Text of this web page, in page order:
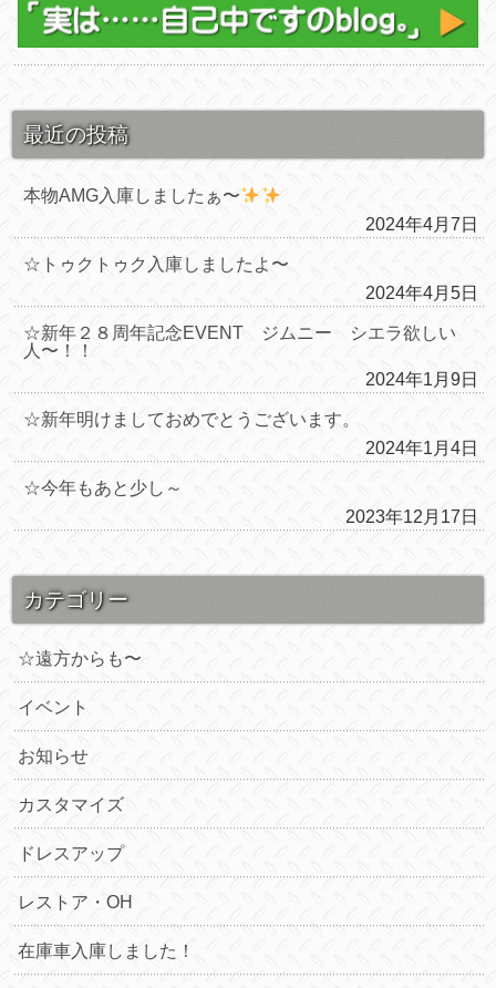
最近の投稿
本物AMG入庫しましたぁ〜
2024年4月7日
☆トゥクトゥク入庫しましたよ〜
2024年4月5日
☆新年２８周年記念EVENT ジムニー シエラ欲しい
人〜！！
2024年1月9日
☆新年明けましておめでとうございます。
2024年1月4日
☆今年もあと少し～
2023年12月17日
カテゴリー
☆遠方からも〜
イベント
お知らせ
カスタマイズ
ドレスアップ
レストア・OH
在庫車入庫しました！